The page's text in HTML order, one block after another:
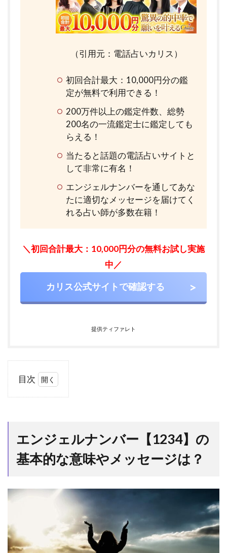
（引用元：電話占いカリス）
初回合計最大：10,000円分の鑑
定が無料で利用できる！
200万件以上の鑑定件数、総勢
200名の一流鑑定士に鑑定しても
らえる！
当たると話題の電話占いサイトと
して非常に有名！
エンジェルナンバーを通してあな
たに適切なメッセージを届けてく
れる占い師が多数在籍！
＼初回合計最大：10,000円分の無料お試し実施
中／
カリス公式サイトで確認する
提供ティファレト
目次
の基本的
な意味や
メッセー
1.1
1.
人者の
【1234】
エンジェルナンバー【1234】の
基本的な意味やメッセージは？